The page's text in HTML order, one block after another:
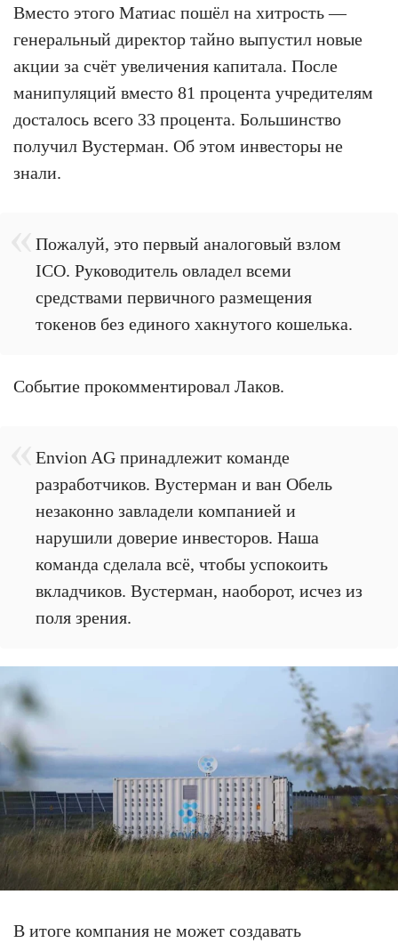
Вместо этого Матиас пошёл на хитрость —
генеральный директор тайно выпустил новые
акции за счёт увеличения капитала. После
манипуляций вместо 81 процента учредителям
досталось всего 33 процента. Большинство
получил Вустерман. Об этом инвесторы не
знали.
Пожалуй, это первый аналоговый взлом
ICO. Руководитель овладел всеми
средствами первичного размещения
токенов без единого хакнутого кошелька.
Событие прокомментировал Лаков.
Envion AG принадлежит команде
разработчиков. Вустерман и ван Обель
незаконно завладели компанией и
нарушили доверие инвесторов. Наша
команда сделала всё, чтобы успокоить
вкладчиков. Вустерман, наоборот, исчез из
поля зрения.
В итоге компания не может создавать